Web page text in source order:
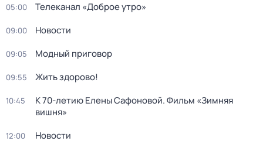
05:00 Телеканал «Доброе утро»
09:00 Новости
09:05 Модный приговор
09:55 Жить здорово!
10:45
К 70-летию Елены Сафоновой. Фильм «Зимняя
вишня»
12:00 Новости